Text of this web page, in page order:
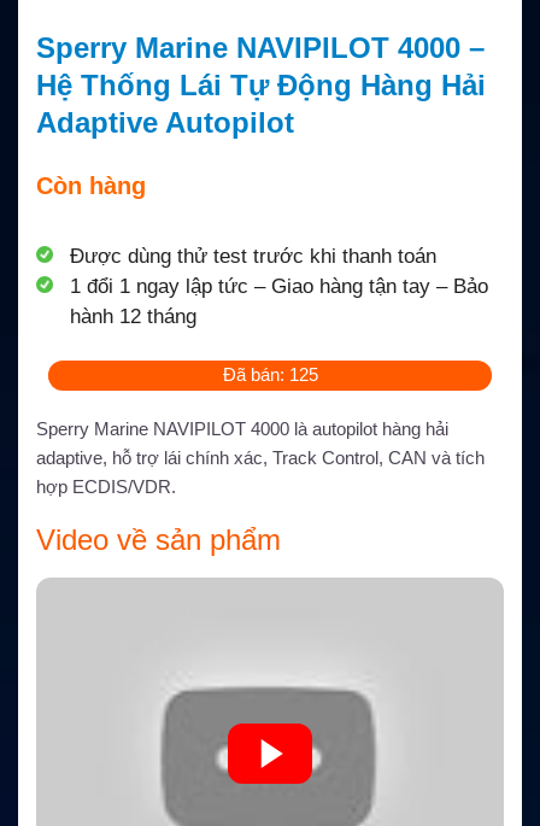
Sperry Marine NAVIPILOT 4000 –
Hệ Thống Lái Tự Động Hàng Hải
Adaptive Autopilot
Còn hàng
Được dùng thử test trước khi thanh toán
1 đổi 1 ngay lập tức – Giao hàng tận tay – Bảo
hành 12 tháng
Đã bán: 125
Sperry Marine NAVIPILOT 4000 là autopilot hàng hải
adaptive, hỗ trợ lái chính xác, Track Control, CAN và tích
hợp ECDIS/VDR.
Video về sản phẩm